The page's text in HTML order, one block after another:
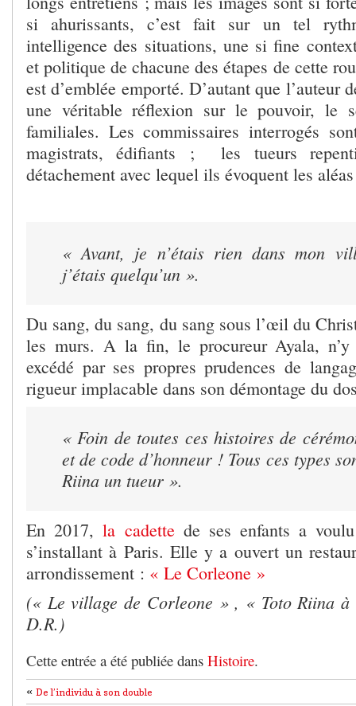
si ahurissants, c’est fait sur un tel
intelligence des situations, une si fine
et politique de chacune des étapes de cette
est d’emblée emporté. D’autant que l’auteur
une véritable réflexion sur le pouvoir, le
familiales. Les commissaires interrogés
magistrats, édifiants ; les tueurs
détachement avec lequel ils évoquent les
« Avant, je n’étais rien dans mon
j’étais quelqu’un ».
Du sang, du sang, du sang sous l’œil du
les murs. A la fin, le procureur Ayala,
excédé par ses propres prudences de
rigueur implacable dans son démontage du
« Foin de toutes ces histoires de
et de code d’honneur ! Tous ces types
Riina un tueur ».
En 2017,la cadettede ses enfants a
s’installant à Paris. Elle y a ouvert un
arrondissement : « Le Corleone »
(« Le village de Corleone » , « Toto Riina à
D.R.)
Cette entrée a été publiée dans Histoire.
« De l’individu à son double